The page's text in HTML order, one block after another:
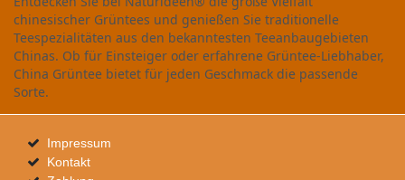
chinesischer Grüntees und genießen Sie traditionelle
Teespezialitäten aus den bekanntesten Teeanbaugebieten
Chinas. Ob für Einsteiger oder erfahrene Grüntee-Liebhaber,
China Grüntee bietet für jeden Geschmack die passende
Sorte.
Impressum
Kontakt